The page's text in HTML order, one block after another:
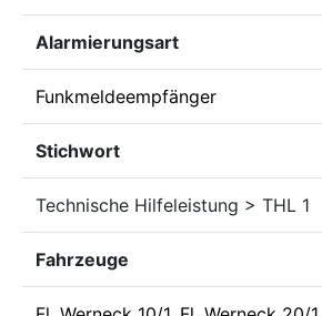
Alarmierungsart
Funkmeldeempfänger
Stichwort
Technische Hilfeleistung > THL 1
Fahrzeuge